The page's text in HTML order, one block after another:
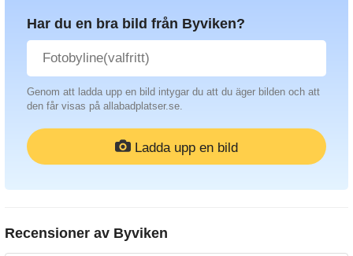
Har du en bra bild från Byviken?
Genom att ladda upp en bild intygar du att du äger bilden och att
den får visas på allabadplatser.se.
Ladda upp en bild
Recensioner av Byviken